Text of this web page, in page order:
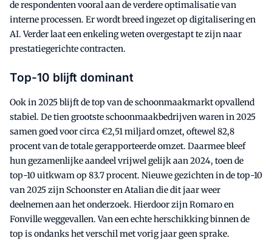
de respondenten vooral aan de verdere optimalisatie van
interne processen. Er wordt breed ingezet op digitalisering en
AI. Verder laat een enkeling weten overgestapt te zijn naar
prestatiegerichte contracten.
Top-10 blijft dominant
Ook in 2025 blijft de top van de schoonmaakmarkt opvallend
stabiel. De tien grootste schoonmaakbedrijven waren in 2025
samen goed voor circa €2,51 miljard omzet, oftewel 82,8
procent van de totale gerapporteerde omzet. Daarmee bleef
hun gezamenlijke aandeel vrijwel gelijk aan 2024, toen de
top-10 uitkwam op 83.7 procent. Nieuwe gezichten in de top-10
van 2025 zijn Schoonster en Atalian die dit jaar weer
deelnemen aan het onderzoek. Hierdoor zijn Romaro en
Fonville weggevallen. Van een echte herschikking binnen de
top is ondanks het verschil met vorig jaar geen sprake.